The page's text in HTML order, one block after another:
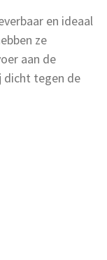
en ideaal
ze
aan de
dicht tegen de